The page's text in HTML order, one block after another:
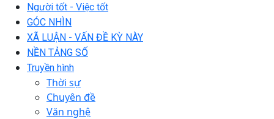
Người tốt - Việc tốt
GÓC NHÌN
XÃ LUẬN - VẤN ĐỀ KỲ NÀY
NỀN TẢNG SỐ
Truyền hình
Thời sự
Chuyên đề
Văn nghệ